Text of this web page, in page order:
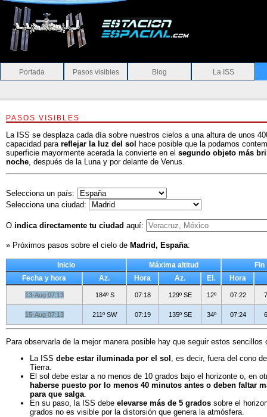
Portada Pasos visibles Blog La ISS
PASOS VISIBLES
La ISS se desplaza cada día sobre nuestros cielos a una altura de unos
capacidad para reflejar la luz del sol hace posible que la podamos
superficie mayormente acerada la convierte en el segundo objeto más
noche , después de la Luna y por delante de Venus.
Selecciona un país:
Selecciona una ciudad:
O indica directamente tu ciudad aquí:
» Próximos pasos sobre el cielo de Madrid, España:
Inicio Máxima altitud
Fin
Fecha y hora
Az. Hora Az. El. Hora
13-Aug 07:13 184º S 07:18 129º SE 12º 07:22
15-Aug 07:13 211º SW 07:19 135º SE 34º 07:24
Para observarla de la mejor manera posible hay que seguir estos sencillos
La ISS debe estar iluminada por el sol
, es decir, fuera del cono
Tierra.
El sol debe estar a no menos de 10 grados bajo el horizonte o, en
haberse puesto por lo menos 40 minutos antes o deben faltar
para que salga
En su paso, la ISS debe elevarse más de 5 grados sobre el
grados no es visible por la distorsión que genera la atmósfera.